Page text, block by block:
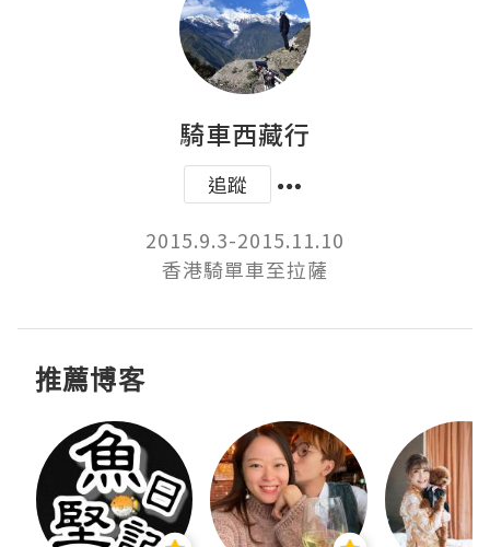
騎車西藏行
追蹤
2015.9.3-2015.11.10
香港騎單車至拉薩
推薦博客